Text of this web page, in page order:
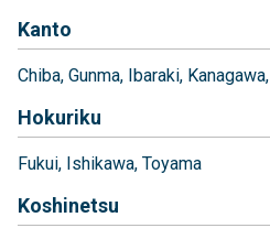
Kanto
Chiba Gunma Ibaraki Kanagawa
Hokuriku
Fukui Ishikawa Toyama
Koshinetsu